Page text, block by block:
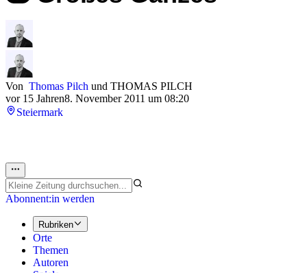
Von Thomas Pilch und THOMAS PILCH
vor 15 Jahren8. November 2011 um 08:20
Steiermark
Abonnent:in werden
Rubriken
Orte
Themen
Autoren